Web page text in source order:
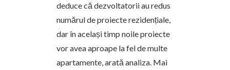
deduce că dezvoltatorii au redus
numărul de proiecte rezidențiale,
dar în același timp noile proiecte
vor avea aproape la fel de multe
apartamente, arată analiza. Mai